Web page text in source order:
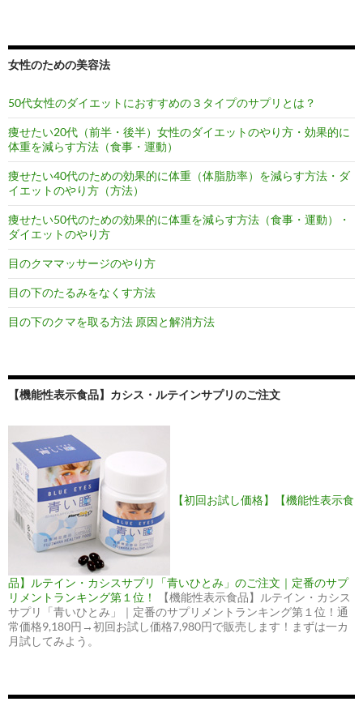
女性のための美容法
50代女性のダイエットにおすすめの３タイプのサプリとは？
痩せたい20代（前半・後半）女性のダイエットのやり方・効果的に
体重を減らす方法（食事・運動）
痩せたい40代のための効果的に体重（体脂肪率）を減らす方法・ダ
イエットのやり方（方法）
痩せたい50代のための効果的に体重を減らす方法（食事・運動）・
ダイエットのやり方
目のクママッサージのやり方
目の下のたるみをなくす方法
目の下のクマを取る方法 原因と解消方法
【機能性表示食品】カシス・ルテインサプリのご注文
【初回お試し価格】【機能性表示食
品】ルテイン・カシスサプリ「青いひとみ」のご注文｜定番のサプ
リメントランキング第１位！
【機能性表示食品】ルテイン・カシス
サプリ「青いひとみ」｜定番のサプリメントランキング第１位！通
常価格9,180円→初回お試し価格7,980円で販売します！まずは一カ
月試してみよう。